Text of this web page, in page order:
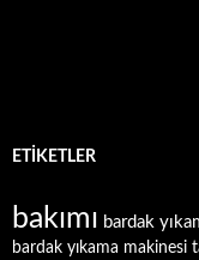
ETIKETLER
bakımı bardak
bardak yıkama makinesi